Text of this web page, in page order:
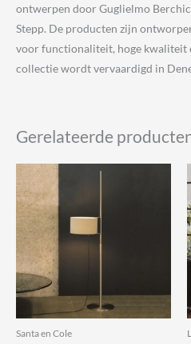
ontwerpen door Guglielmo
Stepp. De producten zijn
voor functionaliteit, hoge kwaliteit
collectie wordt vervaardigd in
Gerelateerde
Santa en Cole